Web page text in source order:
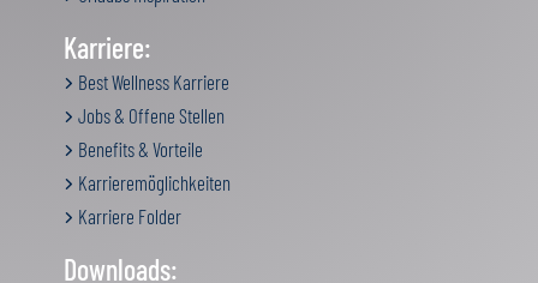
Karriere:
Best Wellness Karriere
Jobs & Offene Stellen
Benefits & Vorteile
Karrieremöglichkeiten
Karriere Folder
Downloads: